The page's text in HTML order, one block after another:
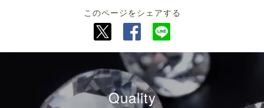
このページをシェアする
Quality